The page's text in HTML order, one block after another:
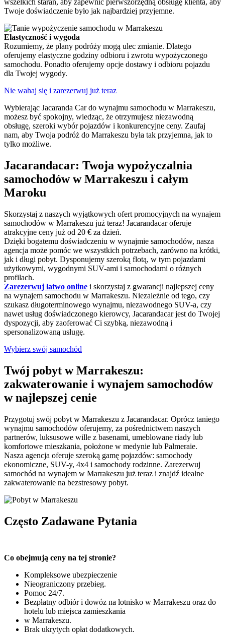
wszelkich starań, aby zapewnić pierwszorzędną obsługę klienta, aby
Twoje doświadczenie było jak najbardziej przyjemne.
Elastyczność i wygoda
Rozumiemy, że plany podróży mogą ulec zmianie. Dlatego
oferujemy elastyczne godziny odbioru i zwrotu wypożyczonego
samochodu. Ponadto oferujemy opcje dostawy i odbioru pojazdu
dla Twojej wygody.
Nie wahaj się i zarezerwuj już teraz
Wybierając Jacaranda Car do wynajmu samochodu w Marrakeszu,
możesz być spokojny, wiedząc, że otrzymujesz niezawodną
obsługę, szeroki wybór pojazdów i konkurencyjne ceny. Zaufaj
nam, aby Twoja podróż do Marrakeszu była tak przyjemna, jak to
tylko możliwe.
Jacarandacar: Twoja wypożyczalnia
samochodów w Marrakeszu i całym
Maroku
Skorzystaj z naszych wyjątkowych ofert promocyjnych na wynajem
samochodów w Marrakeszu już teraz! Jacarandacar oferuje
atrakcyjne ceny już od 20 € za dzień.
Dzięki bogatemu doświadczeniu w wynajmie samochodów, nasza
agencja może pomóc we wszystkich potrzebach, zarówno na krótki,
jak i długi pobyt. Dysponujemy szeroką flotą, w tym pojazdami
użytkowymi, wygodnymi SUV-ami i samochodami o różnych
profilach.
Zarezerwuj łatwo online i skorzystaj z gwarancji najlepszej ceny
na wynajem samochodu w Marrakeszu. Niezależnie od tego, czy
szukasz długoterminowego wynajmu, niezawodnego SUV-a, czy
nawet usług doświadczonego kierowcy, Jacarandacar jest do Twojej
dyspozycji, aby zaoferować Ci szybką, niezawodną i
spersonalizowaną usługę.
Wybierz swój samochód
Twój pobyt w Marrakeszu:
zakwaterowanie i wynajem samochodów
w najlepszej cenie
Przygotuj swój pobyt w Marrakeszu z Jacarandacar. Oprócz taniego
wynajmu samochodów oferujemy, za pośrednictwem naszych
partnerów, luksusowe wille z basenami, umeblowane riady lub
komfortowe mieszkania, położone w medynie lub Palmeraie.
Nasza agencja oferuje szeroką gamę pojazdów: samochody
ekonomiczne, SUV-y, 4x4 i samochody rodzinne. Zarezerwuj
samochód na wynajem w Marrakeszu już teraz i znajdź idealne
zakwaterowanie na bezstresowy pobyt.
Często Zadawane Pytania
Co obejmują ceny na tej stronie?
Kompleksowe ubezpieczenie
Nieograniczony przebieg.
Pomoc 24/7.
Bezpłatny odbiór i dowóz na lotnisko w Marrakeszu oraz do
hotelu lub miejsca zamieszkania
w Marrakeszu.
Brak ukrytych opłat dodatkowych.